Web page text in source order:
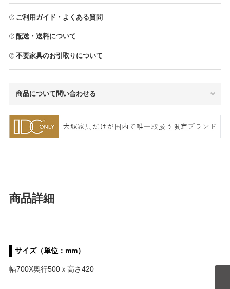
ご利用ガイド・よくある質問
配送・送料について
不要家具のお引取りについて
商品について問い合わせる
商品詳細
サイズ（単位：mm）
幅700X奥行500ｘ高さ420